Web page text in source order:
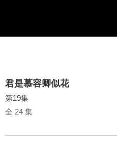
君是慕容卿似花
第19集
全 24 集